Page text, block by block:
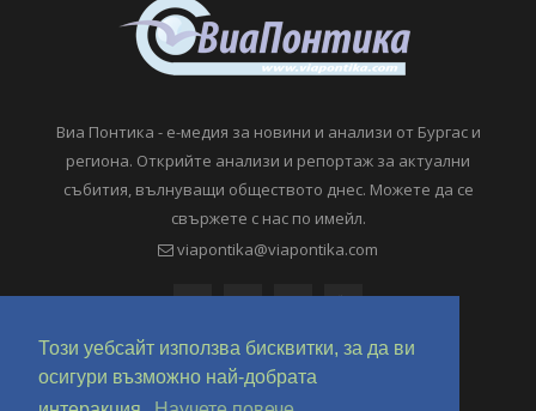
Този уебсайт използва бисквитки, за да ви
осигури възможно най-добрата
Виа Понтика - е-медия за новини и анализи от Бургас и
региона. Открийте анализи и репортаж за актуални
събития, вълнуващи обществото днес. Можете да се
свържете с нас по имейл.
viapontika@viapontika.com